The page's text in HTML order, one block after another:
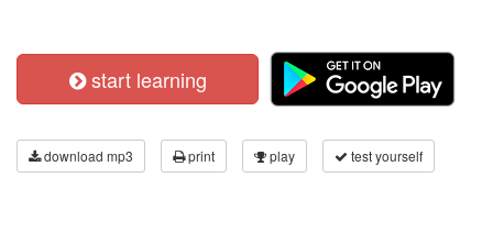
start learning
download mp3 print play test yourself